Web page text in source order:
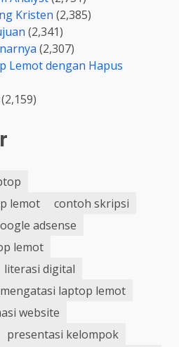
Kristen (2,385)
(2,341)
(2,307)
Lemot dengan Hapus
(2,159)
lemot
contoh skripsi
adsense
lemot
literasi digital
mengatasi laptop lemot
website
presentasi kelompok